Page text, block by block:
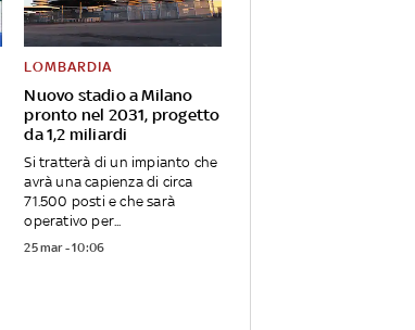
Nuovo stadio a Milano
pronto nel 2031, progetto
da 1,2 miliardi
LOMBARDIA
Si tratterà di un impianto che
avrà una capienza di circa
71.500 posti e che sarà
operativo per...
25 mar - 10:06